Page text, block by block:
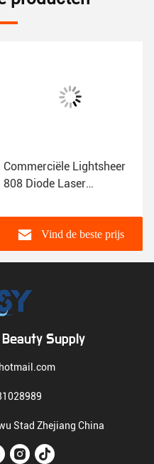
Commerciële Lightsheer
808 Diode Laser
Diode Laser Bar
Vind de beste prijs
Supply
Stad Zhejiang China